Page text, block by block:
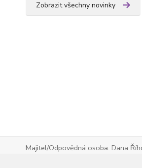
Zobrazit všechny novinky
Majitel/Odpovědná osoba: Dana